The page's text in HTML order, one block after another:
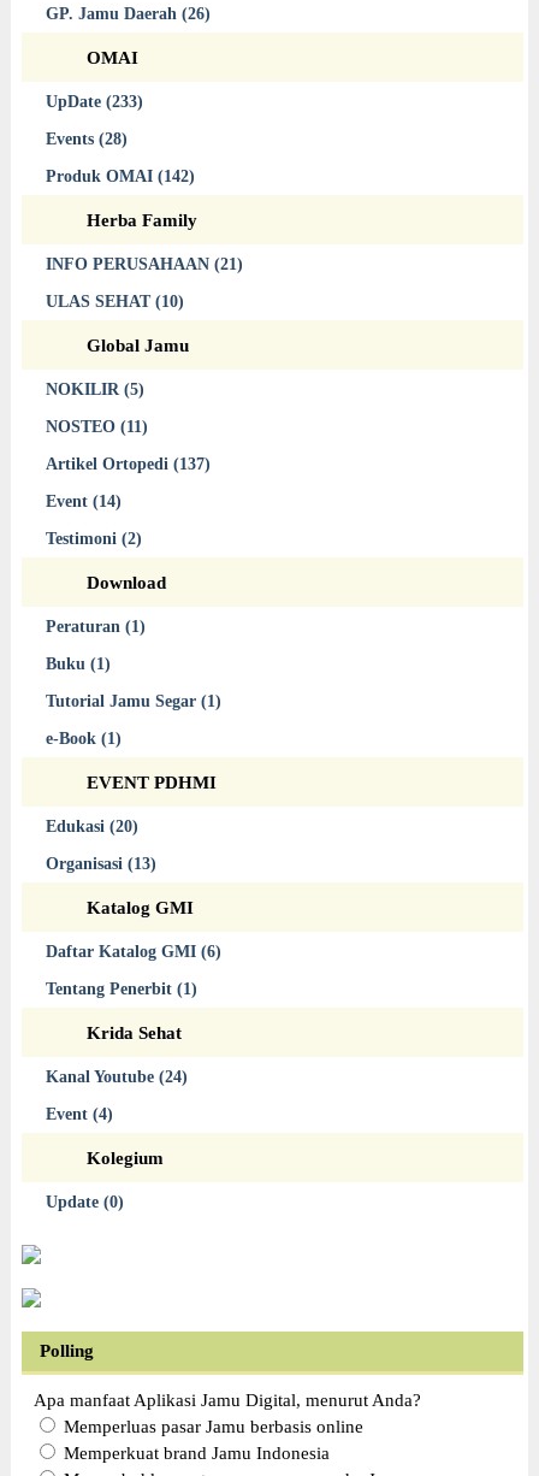
GP. Jamu Daerah (26)
OMAI
UpDate (233)
Events (28)
Produk OMAI (142)
Herba Family
INFO PERUSAHAAN (21)
ULAS SEHAT (10)
Global Jamu
NOKILIR (5)
NOSTEO (11)
Artikel Ortopedi (137)
Event (14)
Testimoni (2)
Download
Peraturan (1)
Buku (1)
Tutorial Jamu Segar (1)
e-Book (1)
EVENT PDHMI
Edukasi (20)
Organisasi (13)
Katalog GMI
Daftar Katalog GMI (6)
Tentang Penerbit (1)
Krida Sehat
Kanal Youtube (24)
Event (4)
Kolegium
Update (0)
Polling
Apa manfaat Aplikasi Jamu Digital, menurut Anda?
Memperluas pasar Jamu berbasis online
Memperkuat brand Jamu Indonesia